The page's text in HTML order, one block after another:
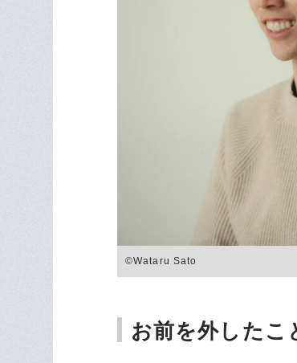
©Wataru Sato
お前を外したこ